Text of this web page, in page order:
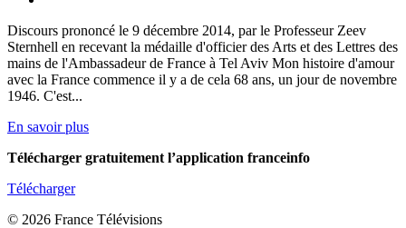
Discours prononcé le 9 décembre 2014, par le Professeur Zeev
Sternhell en recevant la médaille d'officier des Arts et des Lettres des
mains de l'Ambassadeur de France à Tel Aviv Mon histoire d'amour
avec la France commence il y a de cela 68 ans, un jour de novembre
1946. C'est...
En savoir plus
Télécharger gratuitement l’application franceinfo
Télécharger
© 2026 France Télévisions